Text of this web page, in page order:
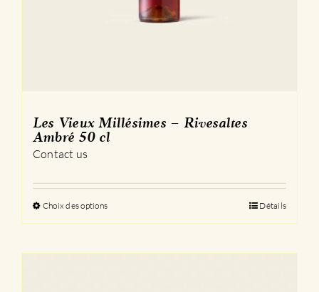
Les Vieux Millésimes – Rivesaltes
Ambré 50 cl
Contact us
Choix des optionsCe
produit
Détails